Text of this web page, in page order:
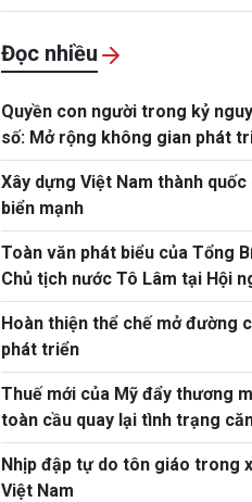
con số
Đọc nhiều
Quyền con người trong kỷ
số: Mở rộng không gian phát
cho mỗi con người
Xây dựng Việt Nam thành quốc
biển mạnh
Toàn văn phát biểu của Tổng
Chủ tịch nước Tô Lâm tại Hội
toàn quốc quán triệt, triển khai
quyết Hội nghị Trung ương 3
Hoàn thiện thể chế mở đường
phát triển
Thuế mới của Mỹ đẩy thương
toàn cầu quay lại tình trạng
thẳng
Nhịp đập tự do tôn giáo trong
Việt Nam